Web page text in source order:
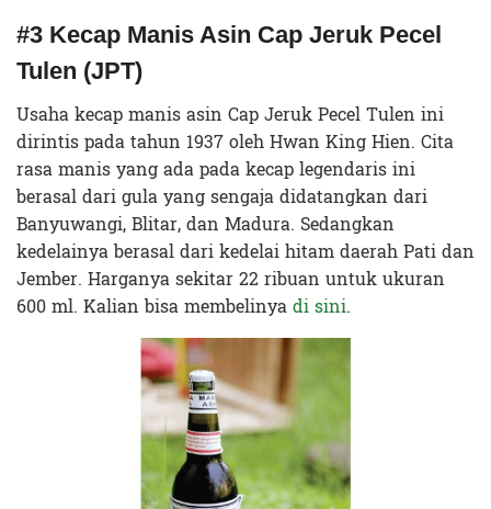
#3 Kecap Manis Asin Cap Jeruk Pecel
Tulen (JPT)
Usaha kecap manis asin Cap Jeruk Pecel Tulen ini
dirintis pada tahun 1937 oleh Hwan King Hien. Cita
rasa manis yang ada pada kecap legendaris ini
berasal dari gula yang sengaja didatangkan dari
Banyuwangi, Blitar, dan Madura. Sedangkan
kedelainya berasal dari kedelai hitam daerah Pati dan
Jember. Harganya sekitar 22 ribuan untuk ukuran
600 ml. Kalian bisa membelinyadi sini.